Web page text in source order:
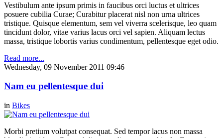
Vestibulum ante ipsum primis in faucibus orci luctus et ultrices
posuere cubilia Curae; Curabitur placerat nisl non urna ultrices
tristique. Quisque elementum, sem vel viverra scelerisque, leo quam
tincidunt dolor, vitae varius lacus orci vel sapien. Aliquam lectus
massa, tristique lobortis varius condimentum, pellentesque eget odio.
Read more...
Wednesday, 09 November 2011 09:46
Nam eu pellentesque dui
in Bikes
Morbi pretium volutpat consequat. Sed tempor lacus non massa